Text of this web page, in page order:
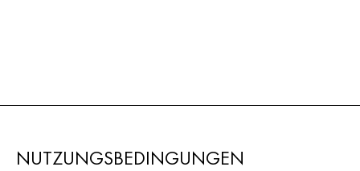
NUTZUNGSBEDINGUNGEN